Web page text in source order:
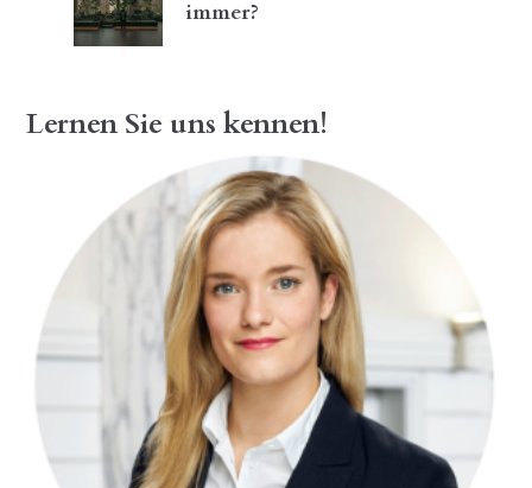
immer?
Lernen Sie uns kennen!